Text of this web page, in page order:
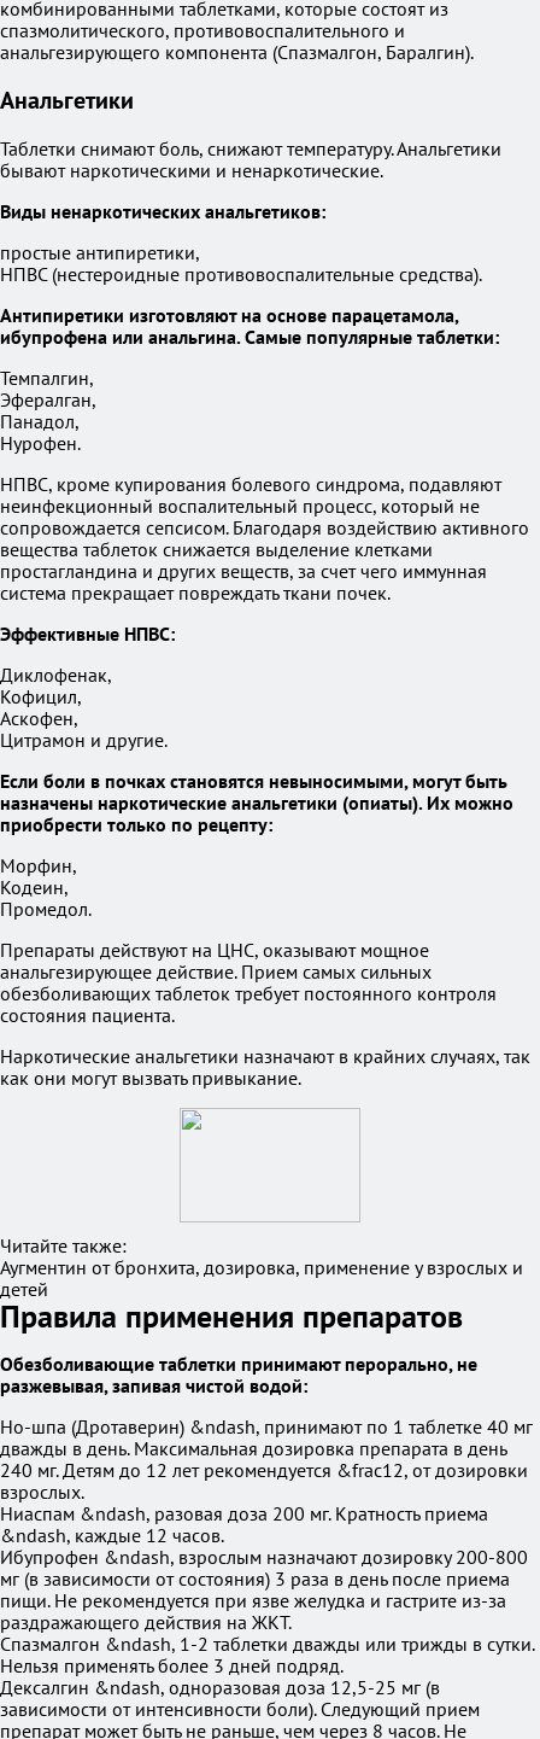
комбинированными таблетками, которые состоят из
спазмолитического, противовоспалительного и
анальгезирующего компонента (Спазмалгон, Баралгин).
Анальгетики
Таблетки снимают боль, снижают температуру. Анальгетики
бывают наркотическими и ненаркотические.
Виды ненаркотических анальгетиков:
простые антипиретики,
НПВС (нестероидные противовоспалительные средства).
Антипиретики изготовляют на основе парацетамола,
ибупрофена или анальгина. Самые популярные таблетки:
Темпалгин,
Эфералган,
Панадол,
Нурофен.
НПВС, кроме купирования болевого синдрома, подавляют
неинфекционный воспалительный процесс, который не
сопровождается сепсисом. Благодаря воздействию активного
вещества таблеток снижается выделение клетками
простагландина и других веществ, за счет чего иммунная
система прекращает повреждать ткани почек.
Эффективные НПВС:
Диклофенак,
Кофицил,
Аскофен,
Цитрамон и другие.
Если боли в почках становятся невыносимыми, могут быть
назначены наркотические анальгетики (опиаты). Их можно
приобрести только по рецепту:
Морфин,
Кодеин,
Промедол.
Препараты действуют на ЦНС, оказывают мощное
анальгезирующее действие. Прием самых сильных
обезболивающих таблеток требует постоянного контроля
состояния пациента.
Наркотические анальгетики назначают в крайних случаях, так
как они могут вызвать привыкание.
Читайте также:
Аугментин от бронхита, дозировка, применение у взрослых и
детей
Правила применения препаратов
Обезболивающие таблетки принимают перорально, не
разжевывая, запивая чистой водой:
Но-шпа (Дротаверин) &ndash, принимают по 1 таблетке 40 мг
дважды в день. Максимальная дозировка препарата в день
240 мг. Детям до 12 лет рекомендуется &frac12, от дозировки
взрослых.
Ниаспам &ndash, разовая доза 200 мг. Кратность приема
&ndash, каждые 12 часов.
Ибупрофен &ndash, взрослым назначают дозировку 200-800
мг (в зависимости от состояния) 3 раза в день после приема
пищи. Не рекомендуется при язве желудка и гастрите из-за
раздражающего действия на ЖКТ.
Спазмалгон &ndash, 1-2 таблетки дважды или трижды в сутки.
Нельзя применять более 3 дней подряд.
Дексалгин &ndash, одноразовая доза 12,5-25 мг (в
зависимости от интенсивности боли). Следующий прием
препарат может быть не раньше, чем через 8 часов. Не